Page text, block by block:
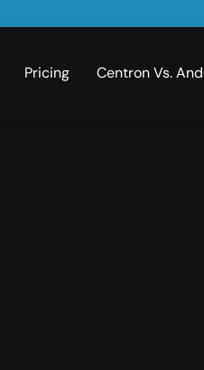
Pricing Centron Vs.